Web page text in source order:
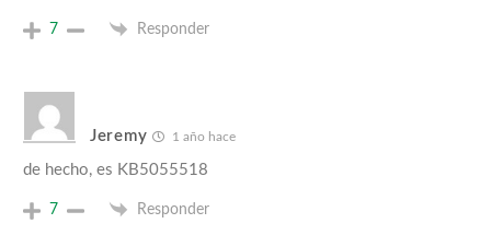
7 Responder
Jeremy 1 año hace
de hecho, es KB5055518
7 Responder